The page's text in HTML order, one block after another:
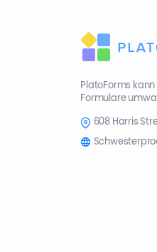
PlatoForms
Formulare
608 Harris